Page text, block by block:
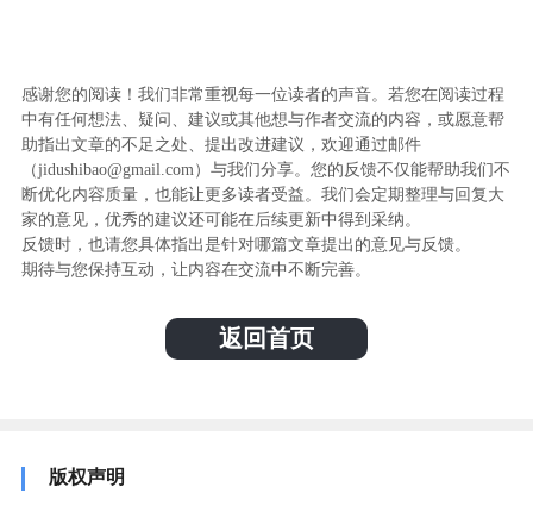
感谢您的阅读！我们非常重视每一位读者的声音。若您在阅读过程
中有任何想法、疑问、建议或其他想与作者交流的内容，或愿意帮
助指出文章的不足之处、提出改进建议，欢迎通过邮件
（jidushibao@gmail.com）与我们分享。您的反馈不仅能帮助我们不
断优化内容质量，也能让更多读者受益。我们会定期整理与回复大
家的意见，优秀的建议还可能在后续更新中得到采纳。
反馈时，也请您具体指出是针对哪篇文章提出的意见与反馈。
期待与您保持互动，让内容在交流中不断完善。
返回首页
版权声明